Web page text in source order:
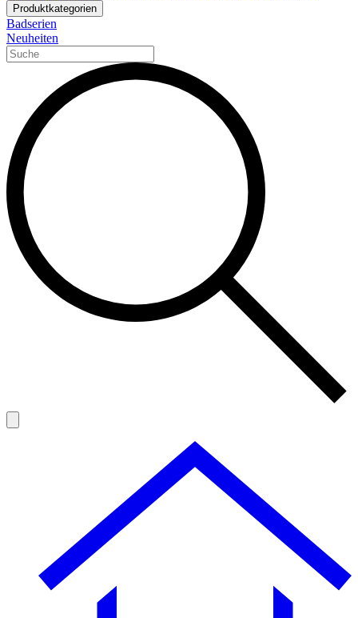
Produktkategorien
Badserien
Neuheiten